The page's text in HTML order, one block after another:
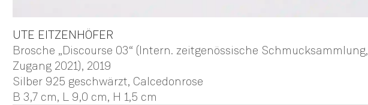
UTE EITZENHÖFER
Brosche „Discourse 03“ (Intern. zeitgenössische Schmucksammlung,
Zugang 2021), 2019
Silber 925 geschwärzt, Calcedonrose
B 3,7 cm, L 9,0 cm, H 1,5 cm